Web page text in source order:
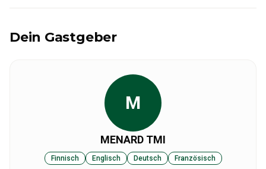
Dein Gastgeber
M
MENARD TMI
Finnisch Englisch Deutsch
Französisch